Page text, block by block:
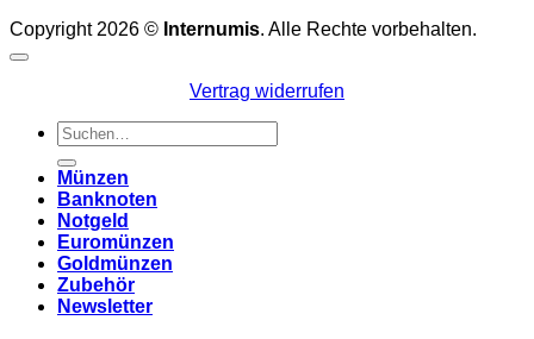
Copyright 2026 © Internumis. Alle Rechte vorbehalten.
Vertrag widerrufen
Suchen
nach:
Münzen
Banknoten
Notgeld
Euromünzen
Goldmünzen
Zubehör
Newsletter